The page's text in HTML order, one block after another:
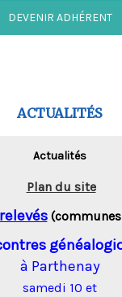
DEVENIR ADHÉRENT
ACTUALITÉS
Actualités
Plan du site
à Parthenay
samedi 10 et